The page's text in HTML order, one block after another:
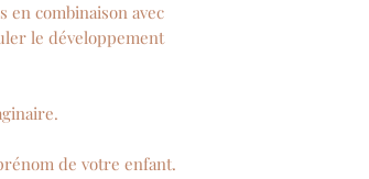
en combinaison avec
le développement
de votre enfant.